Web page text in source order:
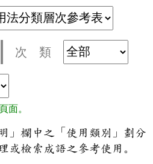
次 類
面。
」欄中之「使用類別」劃分
或檢索成語之參考使用。